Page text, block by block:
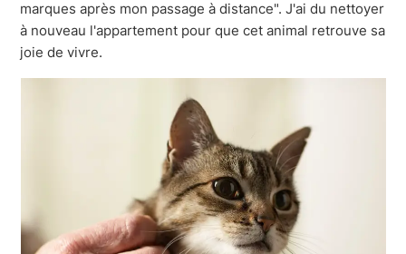
marques après mon passage à distance". J'ai du nettoyer
à nouveau l'appartement pour que cet animal retrouve sa
joie de vivre.